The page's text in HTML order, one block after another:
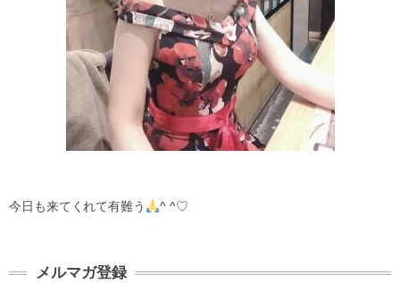
今日も来てくれて有難う ^ ^♡
メルマガ登録